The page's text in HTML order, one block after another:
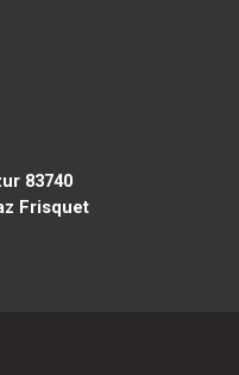
83740
Frisquet